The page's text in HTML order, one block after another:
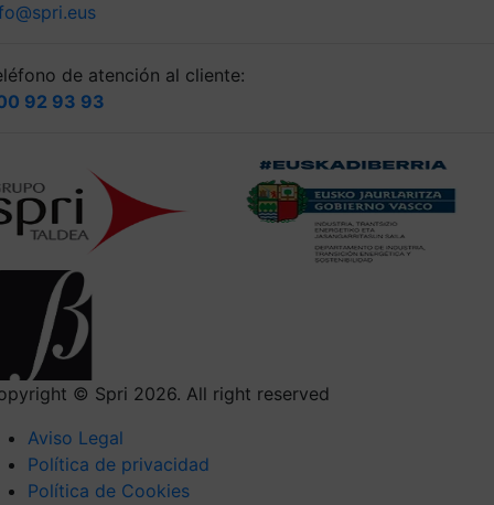
de atención al cliente:
92 93 93
© Spri 2026. All right reserved
Aviso Legal
Política de privacidad
Política de Cookies